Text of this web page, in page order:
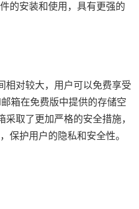
的安装和使用，具有更强的
相对较大，用户可以免费享受
箱在免费版中提供的存储空
取了更加严格的安全措施，
保护用户的隐私和安全性。